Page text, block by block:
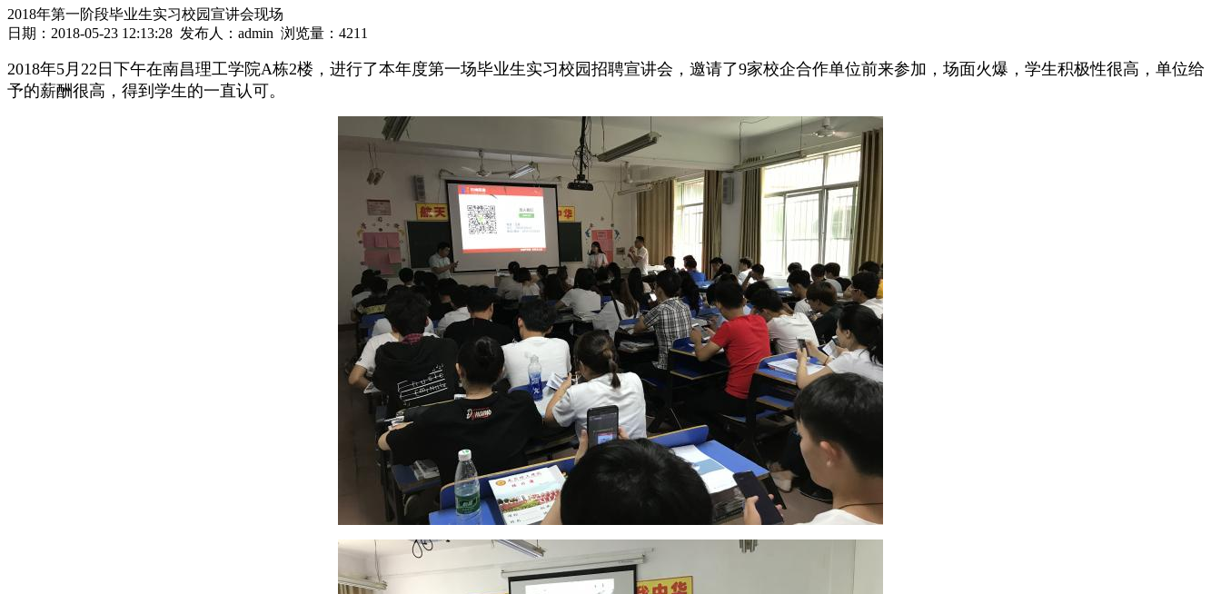
2018年第一阶段毕业生实习校园宣讲会现场
日期：2018-05-23 12:13:28 发布人：admin 浏览量： 4211
2018年5月22日下午在南昌理工学院A栋2楼，进行了本年度第一场毕业生实习校园招聘宣讲会，邀请了9家校企合作单位前来参加，场面火爆，学生积极性很高，单位给
予的薪酬很高，得到学生的一直认可。